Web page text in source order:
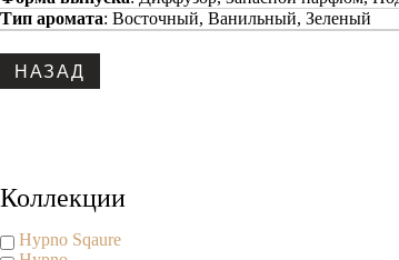
Тип аромата: Восточный, Ванильный, Зеленый
Коллекции
Hypno Sqaure